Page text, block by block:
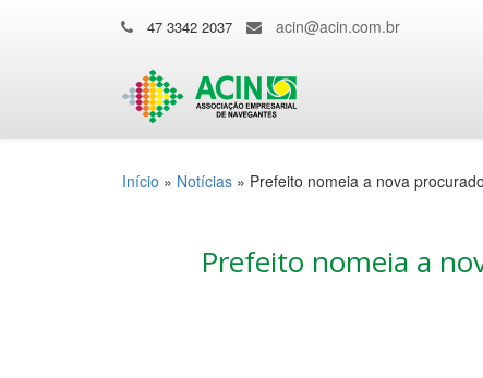
47 3342 2037 acin@acin.com.br
Início » Notícias » Prefeito nomeia a nova
Prefeito nomeia a